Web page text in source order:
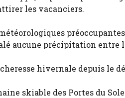
les vacanciers.
aucune précipitation entre
hivernale depuis le
skiable des Portes du